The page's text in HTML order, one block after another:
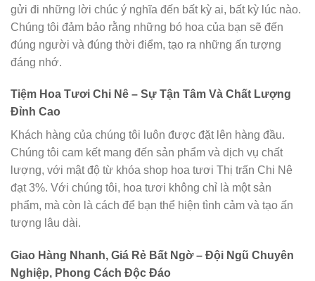
gửi đi những lời chúc ý nghĩa đến bất kỳ ai, bất kỳ lúc nào.
Chúng tôi đảm bảo rằng những bó hoa của bạn sẽ đến
đúng người và đúng thời điểm, tạo ra những ấn tượng
đáng nhớ.
Tiệm Hoa Tươi Chi Nê – Sự Tận Tâm Và Chất Lượng
Đỉnh Cao
Khách hàng của chúng tôi luôn được đặt lên hàng đầu.
Chúng tôi cam kết mang đến sản phẩm và dịch vụ chất
lượng, với mật độ từ khóa shop hoa tươi Thị trấn Chi Nê
đạt 3%. Với chúng tôi, hoa tươi không chỉ là một sản
phẩm, mà còn là cách để bạn thể hiện tình cảm và tạo ấn
tượng lâu dài.
Giao Hàng Nhanh, Giá Rẻ Bất Ngờ – Đội Ngũ Chuyên
Nghiệp, Phong Cách Độc Đáo